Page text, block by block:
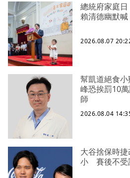
總統府家庭
賴清德幽默
2026.08.07
幫凱道絕食
峰恐挨罰10
師
2026.08.04
大谷捨保時
小 賽後不受